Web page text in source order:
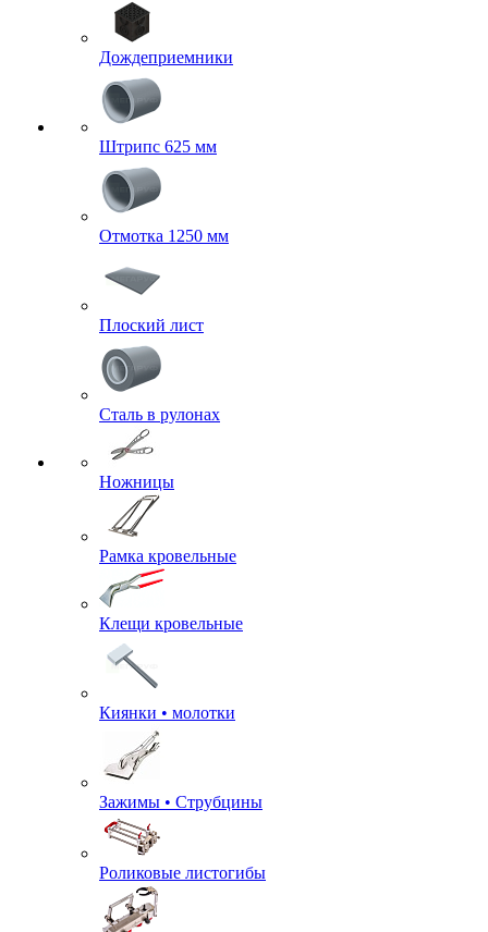
Дождеприемники
Штрипс 625 мм
Отмотка 1250 мм
Плоский лист
Сталь в рулонах
Ножницы
Рамка кровельные
Клещи кровельные
Киянки • молотки
Зажимы • Струбцины
Роликовые листогибы